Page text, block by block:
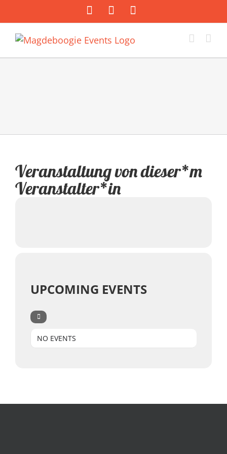
Inhalt
springen
FacebookInstagram
Mail
Veranstaltung von dieser*m
Veranstalter*in
UPCOMING EVENTS
NO EVENTS